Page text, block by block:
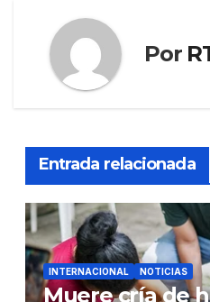
Por
Entrada relacionada
INTERNACIONAL NOTICIAS
Muere cría de